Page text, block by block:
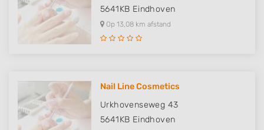
5641KB Eindhoven
Op 13,08 km afstand
Nail Line Cosmetics
Urkhovenseweg 43
5641KB Eindhoven